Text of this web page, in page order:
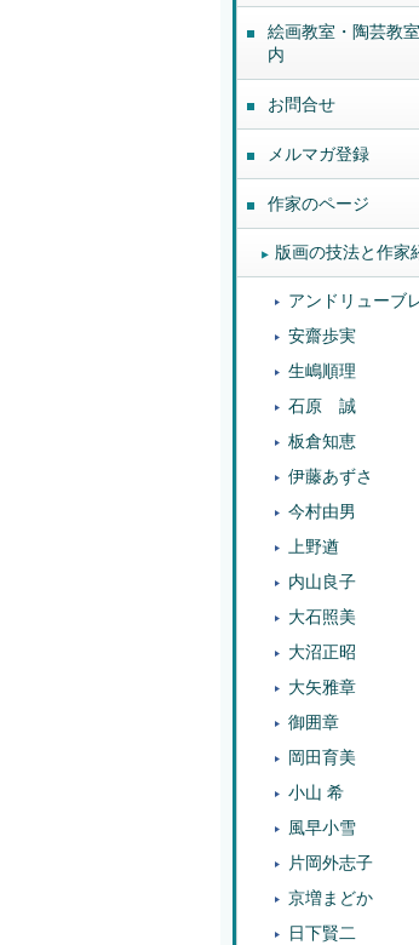
絵画教室・陶芸教
内
お問合せ
メルマガ登録
作家のページ
版画の技法と作家
アンドリューブ
安齋歩実
生嶋順理
石原 誠
板倉知恵
伊藤あずさ
今村由男
上野遒
内山良子
大石照美
大沼正昭
大矢雅章
御囲章
岡田育美
小山 希
風早小雪
片岡外志子
京増まどか
日下賢二